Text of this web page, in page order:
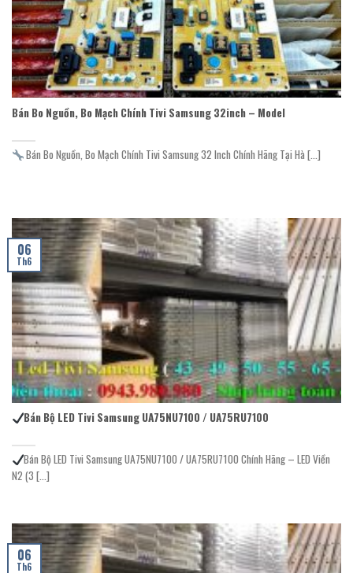
Bán Bo Nguồn, Bo Mạch Chính Tivi Samsung 32inch – Model
Bán Bo Nguồn, Bo Mạch Chính Tivi Samsung 32 Inch Chính Hãng Tại Hà [...]
Bán Bộ LED Tivi Samsung UA75NU7100 / UA75RU7100
Bán Bộ LED Tivi Samsung UA75NU7100 / UA75RU7100 Chính Hãng – LED Viền
N2 (3 [...]
06
Th6
06
Th6